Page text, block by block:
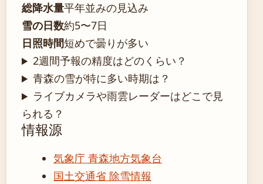
総降水量平年並みの見込み
雪の日数約5〜7日
日照時間短めで曇りが多い
2週間予報の精度はどのくらい？
青森の雪が特に多い時期は？
ライブカメラや雨雲レーダーはどこで見
られる？
情報源
気象庁 青森地方気象台
国土交通省 除雪情報